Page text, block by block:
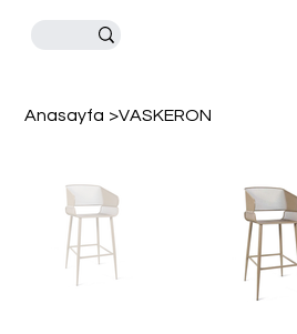
Anasayfa >VASKERON